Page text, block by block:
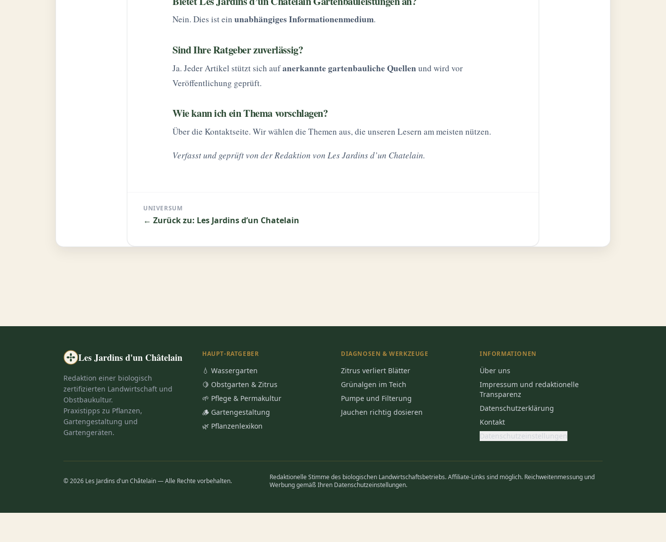
Nein. Dies ist ein unabhängiges Informationenmedium.
Sind Ihre Ratgeber zuverlässig?
Ja. Jeder Artikel stützt sich aufanerkannte gartenbauliche Quellen und wird vor
Veröffentlichung geprüft.
Wie kann ich ein Thema vorschlagen?
Über die Kontaktseite. Wir wählen die Themen aus, die unseren Lesern am meisten nützen.
Verfasst und geprüft von der Redaktion von Les Jardins d’un Chatelain.
UNIVERSUM
← Zurück zu: Les Jardins d’un Chatelain
Les Jardins d'un Châtelain
Redaktion einer biologisch
zertifizierten Landwirtschaft und
Obstbaukultur.
Praxistipps zu Pflanzen,
Gartengestaltung und
Gartengeräten.
HAUPT-RATGEBER
💧 Wassergarten
🍋 Obstgarten & Zitrus
🌱 Pflege & Permakultur
🪵 Gartengestaltung
🌿 Pflanzenlexikon
DIAGNOSEN & WERKZEUGE
Zitrus verliert Blätter
Grünalgen im Teich
Pumpe und Filterung
Jauchen richtig dosieren
INFORMATIONEN
Über uns
Impressum und redaktionelle
Transparenz
Datenschutzerklärung
Kontakt
Datenschutzeinstellungen
© 2026 Les Jardins d'un Châtelain — Alle Rechte vorbehalten.
Redaktionelle Stimme des biologischen Landwirtschaftsbetriebs. Affiliate-Links sind möglich. Reichweitenmessung und
Werbung gemäß Ihren Datenschutzeinstellungen.